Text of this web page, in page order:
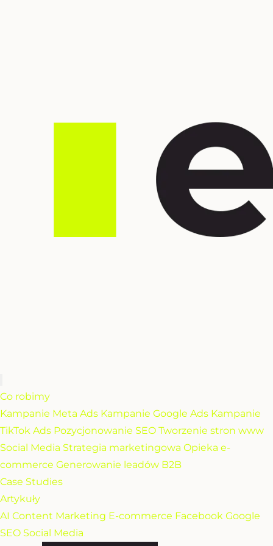
Co robimy
Kampanie Meta Ads Kampanie Google Ads Kampanie
TikTok Ads Pozycjonowanie SEO Tworzenie stron www
Social Media Strategia marketingowa Opieka e-
commerce Generowanie leadów B2B
Case Studies
Artykuły
AI Content Marketing E-commerce Facebook Google
SEO Social Media